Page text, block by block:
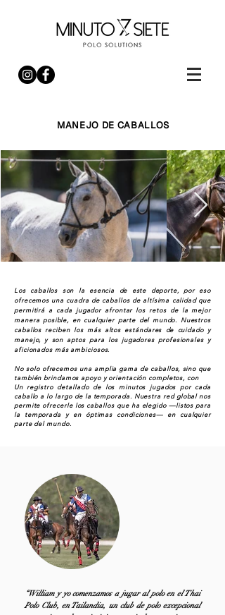
MANEJO DE CABALLOS
Los caballos son la esencia de este deporte, por eso
ofrecemos una cuadra de caballos de altísima calidad que
permitirá a cada jugador afrontar los retos de la mejor
manera posible, en cualquier parte del mundo. Nuestros
caballos reciben los más altos estándares de cuidado y
manejo, y son aptos para los jugadores profesionales y
aficionados más ambiciosos.
No solo ofrecemos una amplia gama de caballos, sino que
también brindamos apoyo y orientación completos, con
Un registro detallado de los minutos jugados por cada
caballo a lo largo de la temporada. Nuestra red global nos
permite ofrecerle los caballos que ha elegido —listos para
la temporada y en óptimas condiciones— en cualquier
parte del mundo.
“William y yo comenzamos a jugar al polo en el Thai
Polo Club, en Tailandia, un club de polo excepcional